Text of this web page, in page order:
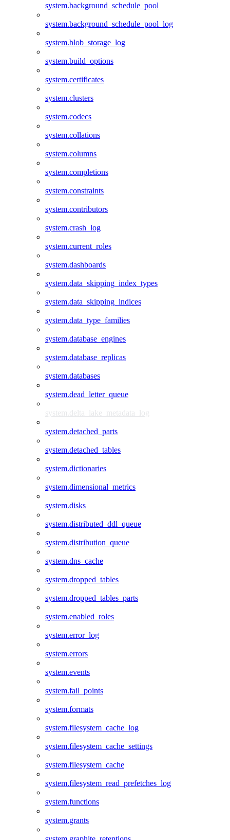
system.background_schedule_pool
system.background_schedule_pool_log
system.blob_storage_log
system.build_options
system.certificates
system.clusters
system.codecs
system.collations
system.columns
system.completions
system.constraints
system.contributors
system.crash_log
system.current_roles
system.dashboards
system.data_skipping_index_types
system.data_skipping_indices
system.data_type_families
system.database_engines
system.database_replicas
system.databases
system.dead_letter_queue
system.delta_lake_metadata_log
system.detached_parts
system.detached_tables
system.dictionaries
system.dimensional_metrics
system.disks
system.distributed_ddl_queue
system.distribution_queue
system.dns_cache
system.dropped_tables
system.dropped_tables_parts
system.enabled_roles
system.error_log
system.errors
system.events
system.fail_points
system.formats
system.filesystem_cache_log
system.filesystem_cache_settings
system.filesystem_cache
system.filesystem_read_prefetches_log
system.functions
system.grants